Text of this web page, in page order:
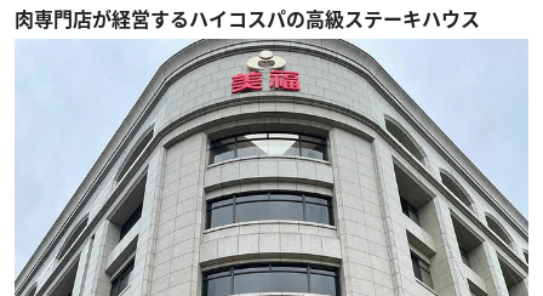
肉専門店が経営するハイコスパの高級ステーキハウス